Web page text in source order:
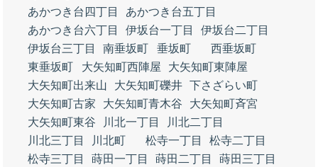
あかつき台四丁目
あかつき台五丁目
あかつき台六丁目
伊坂台一丁目
伊坂台二丁目
伊坂台三丁目
南垂坂町 垂坂町
西垂坂町
東垂坂町
大矢知町西陣屋
大矢知町東陣屋
大矢知町出来山
大矢知町礫井 下さざらい町
大矢知町古家
大矢知町青木谷
大矢知町斉宮
大矢知町東谷
川北一丁目
川北二丁目
川北三丁目
川北町 松寺一丁目
松寺二丁目
松寺三丁目
蒔田一丁目 蒔田二丁目
蒔田三丁目